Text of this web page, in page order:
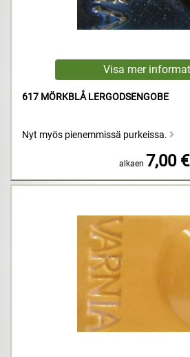
617 MÖRKBLÅ LERGODSENGOBE
Nyt myös pienemmissä purkeissa.
alkaen 7,00 €